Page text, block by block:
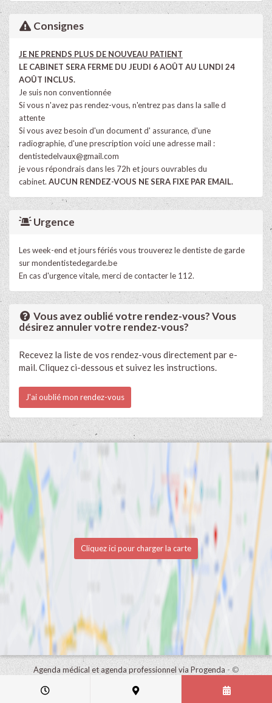
Consignes
JE NE PRENDS PLUS DE NOUVEAU PATIENT
LE CABINET SERA FERME DU JEUDI 6 AOÛT AU LUNDI 24
AOÛT INCLUS.
Je suis non conventionnée
Si vous n'avez pas rendez-vous, n'entrez pas dans la salle d
attente
Si vous avez besoin d'un document d' assurance, d'une
radiographie, d'une prescription voici une adresse mail :
dentistedelvaux@gmail.com
je vous répondrais dans les 72h et jours ouvrables du
cabinet. AUCUN RENDEZ-VOUS NE SERA FIXE PAR EMAIL.
Urgence
Les week-end et jours fériés vous trouverez le dentiste de garde
sur mondentistedegarde.be
En cas d'urgence vitale, merci de contacter le 112.
Vous avez oublié votre rendez-vous? Vous
désirez annuler votre rendez-vous?
Recevez la liste de vos rendez-vous directement par e-
mail. Cliquez ci-dessous et suivez les instructions.
J'ai oublié mon rendez-vous
Cliquez ici pour charger la carte
Agenda médical et agenda professionnel via Progenda - ©
de ce cabinet